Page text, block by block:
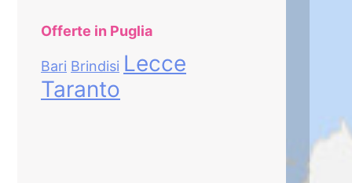
Offerte in Puglia
Bari Brindisi Lecce
Taranto